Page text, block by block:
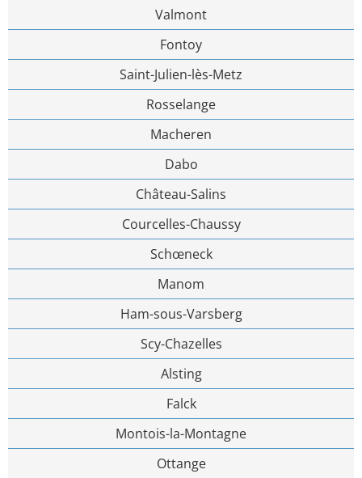
Valmont
Fontoy
Saint-Julien-lès-Metz
Rosselange
Macheren
Dabo
Château-Salins
Courcelles-Chaussy
Schœneck
Manom
Ham-sous-Varsberg
Scy-Chazelles
Alsting
Falck
Montois-la-Montagne
Ottange